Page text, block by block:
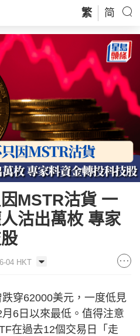
繁 简
MSTR沽貨 一
沽出萬枚 專家
04 HKT
穿62000美元，一度低見
6日以來最低。值得注意
在過去12個交易日「走